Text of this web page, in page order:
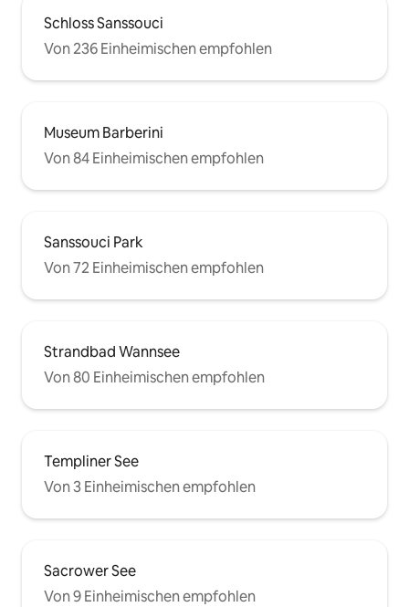
Schloss Sanssouci
Von 236 Einheimischen empfohlen
Museum Barberini
Von 84 Einheimischen empfohlen
Sanssouci Park
Von 72 Einheimischen empfohlen
Strandbad Wannsee
Von 80 Einheimischen empfohlen
Templiner See
Von 3 Einheimischen empfohlen
Sacrower See
Von 9 Einheimischen empfohlen